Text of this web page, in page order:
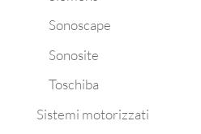
Sonoscape
Sonosite
Toschiba
Sistemi motorizzati